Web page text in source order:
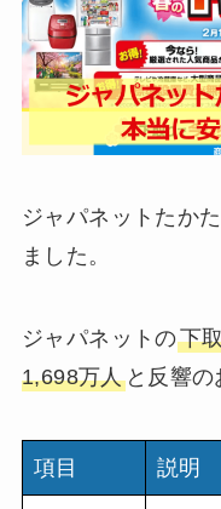
ジャパネットたか
ました。
ジャパネットの下
1,698万人と反響の
項目 説明